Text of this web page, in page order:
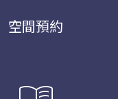
空間預約